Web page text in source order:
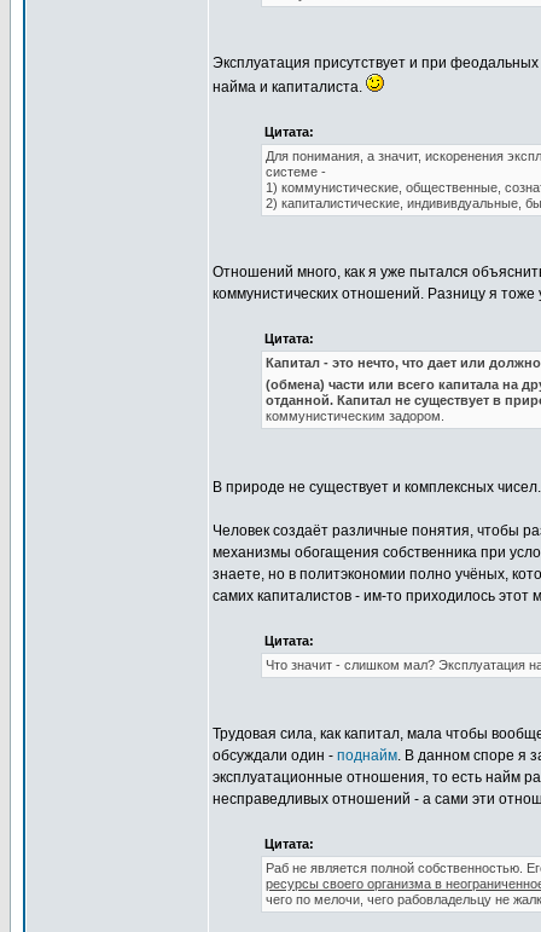
Эксплуатация присутствует и при
найма и капиталиста.
Цитата:
Для понимания, а значит, искоренения
системе -
1) коммунистические, общественные,
2) капиталистические, индививдуальные,
Отношений много, как я уже пытался
коммунистических отношений. Разницу я
Цитата:
Капитал - это нечто, что дает или
(обмена) части или всего капитала на
отданной. Капитал не существует в
коммунистическим задором.
В природе не существует и комплексных
Человек создаёт различные понятия, чтобы
механизмы обогащения собственника при
знаете, но в политэкономии полно учёных,
самих капиталистов - им-то приходилось этот
Цитата:
Что значит - слишком мал? Эксплуатация
Трудовая сила, как капитал, мала чтобы
обсуждали один - поднайм. В данном споре я
эксплуатационные отношения, то есть найм
несправедливых отношений - а сами эти
Цитата:
Раб не является полной собственностью.
ресурсы своего организма в
чего по мелочи, чего рабовладельцу не